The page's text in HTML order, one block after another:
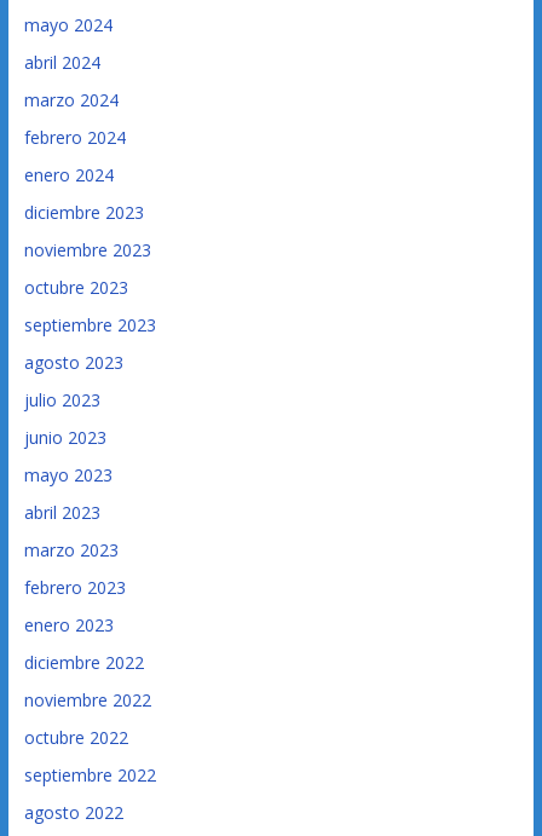
mayo 2024
abril 2024
marzo 2024
febrero 2024
enero 2024
diciembre 2023
noviembre 2023
octubre 2023
septiembre 2023
agosto 2023
julio 2023
junio 2023
mayo 2023
abril 2023
marzo 2023
febrero 2023
enero 2023
diciembre 2022
noviembre 2022
octubre 2022
septiembre 2022
agosto 2022